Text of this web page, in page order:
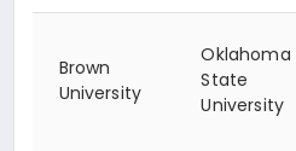
Brown
University
Oklahoma
State
University